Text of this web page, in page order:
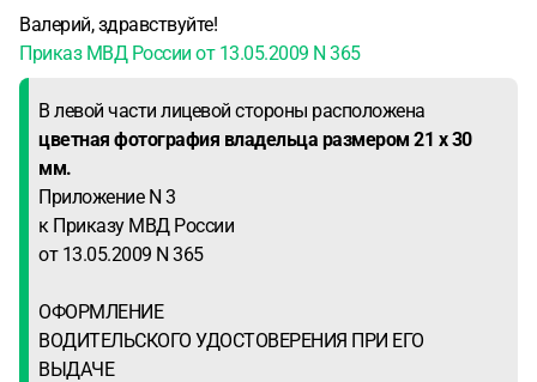
Валерий, здравствуйте!
Приказ МВД России от 13.05.2009 N 365
В левой части лицевой стороны расположена
цветная фотография владельца размером 21 x 30
мм.
Приложение N 3
к Приказу МВД России
от 13.05.2009 N 365
ОФОРМЛЕНИЕ
ВОДИТЕЛЬСКОГО УДОСТОВЕРЕНИЯ ПРИ ЕГО
ВЫДАЧЕ